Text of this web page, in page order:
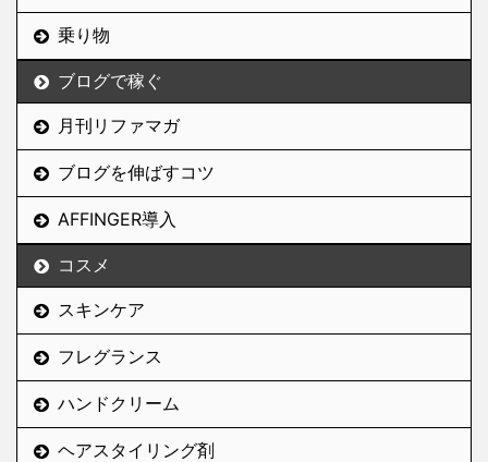
乗り物
ブログで稼ぐ
月刊リファマガ
ブログを伸ばすコツ
AFFINGER導入
コスメ
スキンケア
フレグランス
ハンドクリーム
ヘアスタイリング剤